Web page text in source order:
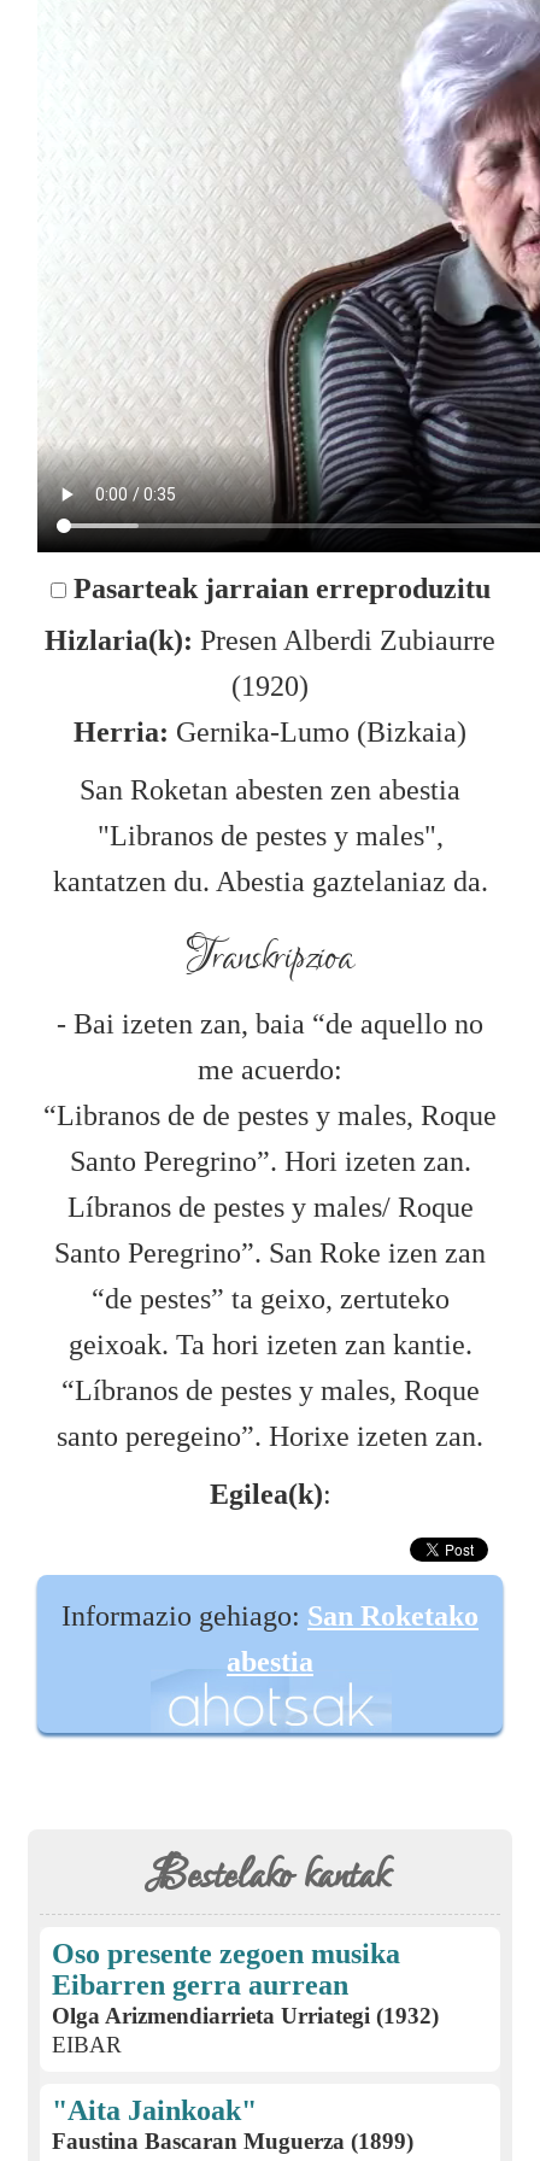
Pasarteak jarraian erreproduzitu
Hizlaria(k): Presen Alberdi Zubiaurre
(1920)
Herria: Gernika-Lumo (Bizkaia)
San Roketan abesten zen abestia
"Libranos de pestes y males",
kantatzen du. Abestia gaztelaniaz da.
Transkripzioa
- Bai izeten zan, baia “de aquello no
me acuerdo:
“Libranos de de pestes y males, Roque
Santo Peregrino”. Hori izeten zan.
Líbranos de pestes y males/ Roque
Santo Peregrino”. San Roke izen zan
“de pestes” ta geixo, zertuteko
geixoak. Ta hori izeten zan kantie.
“Líbranos de pestes y males, Roque
santo peregeino”. Horixe izeten zan.
Egilea(k):
Informazio gehiago: San Roketako
abestia
Bestelako kantak
Oso presente zegoen musika
Eibarren gerra aurrean
Olga Arizmendiarrieta Urriategi (1932)
EIBAR
"Aita Jainkoak"
Faustina Bascaran Muguerza (1899)